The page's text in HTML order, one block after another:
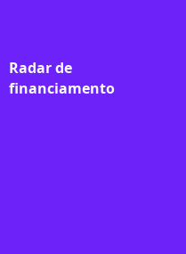
Radar de
financiamento